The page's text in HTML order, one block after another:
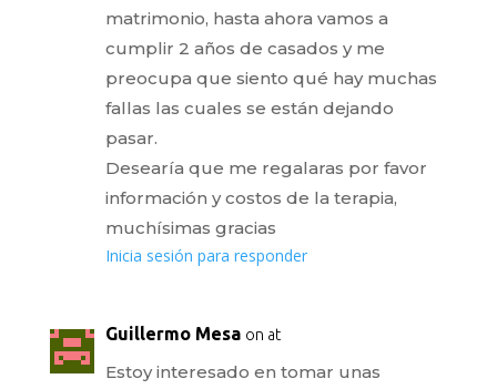
matrimonio, hasta ahora vamos a
cumplir 2 años de casados y me
preocupa que siento qué hay muchas
fallas las cuales se están dejando
pasar.
Desearía que me regalaras por favor
información y costos de la terapia,
muchísimas gracias
Inicia sesión para responder
Guillermo Mesa on at
Estoy interesado en tomar unas